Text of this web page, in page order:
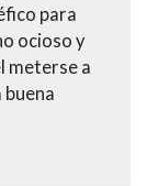
para
ocioso y
meterse a